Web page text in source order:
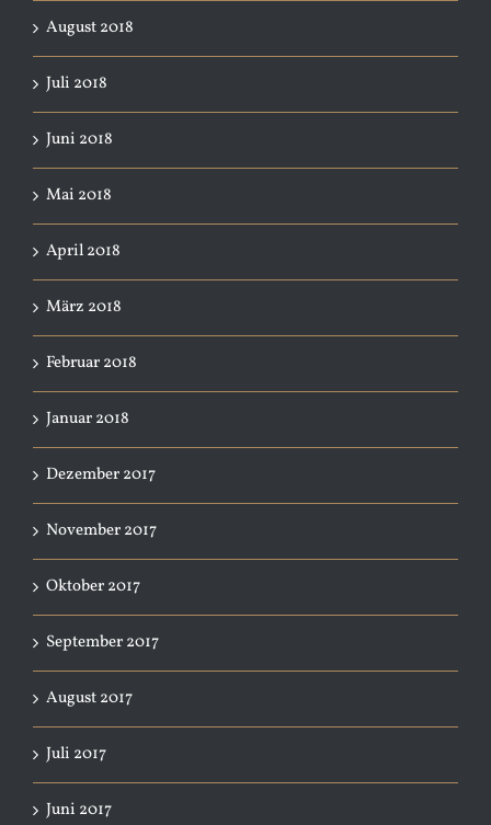
August 2018
Juli 2018
Juni 2018
Mai 2018
April 2018
März 2018
Februar 2018
Januar 2018
Dezember 2017
November 2017
Oktober 2017
September 2017
August 2017
Juli 2017
Juni 2017